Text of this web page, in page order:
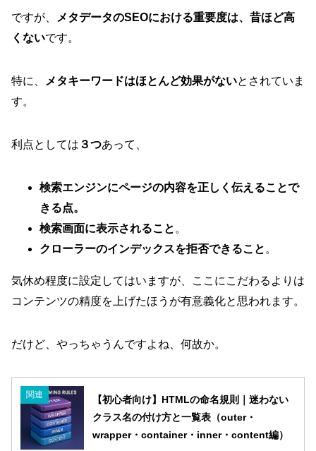
ですが、
メタデータのSEOにおける重要度は、昔ほど高
くないです。
特に、 メタキーワードはほとんど効果がないとされていま
す。
利点としては ３つあって、
検索エンジンにページの内容を正しく伝えることで
きる点。
検索画面に表示されること 。
クローラーのインデックスを拒否できること 。
気休め程度に設定してはいますが、ここにこだわるよりは
コンテンツの精度を上げたほうが有意義化と思われます。
だけど、やっちゃうんですよね、何故か。
関連
【初心者向け】HTMLの命名規則｜迷わない
クラス名の付け方と一覧表（outer・
wrapper・container・inner・content編）